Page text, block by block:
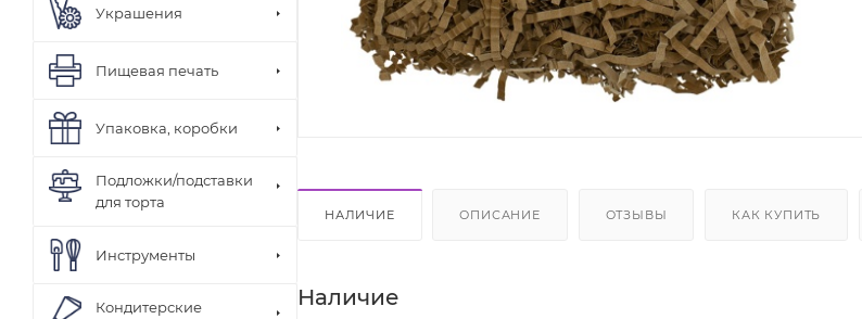
НАЛИЧИЕ ОПИСАНИЕ ОТЗЫВЫ КАК КУПИТЬ
Наличие
Украшения
Пищевая печать
Упаковка, коробки
Подложки/подставки
для торта
Инструменты
Кондитерские